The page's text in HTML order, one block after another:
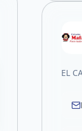
EL